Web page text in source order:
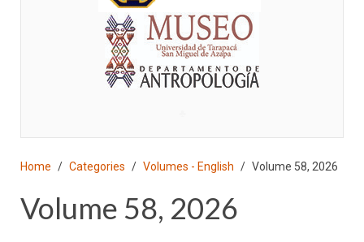
Home Categories Volumes - English Volume 58, 2026
Volume 58, 2026